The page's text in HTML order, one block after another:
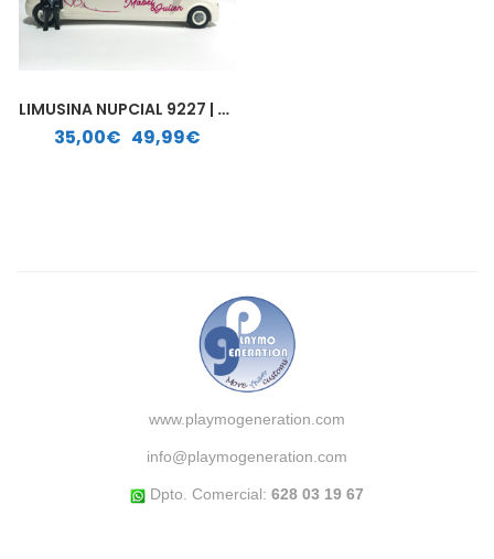
LIMUSINA NUPCIAL 9227 | PLAYMOBIL PERSONALIZADA
35,00€ 49,99€
Rango de precios: desde 35,00€ hasta 49,99€
www.playmogeneration.com
info@playmogeneration.com
Dpto. Comercial: 628 03 19 67